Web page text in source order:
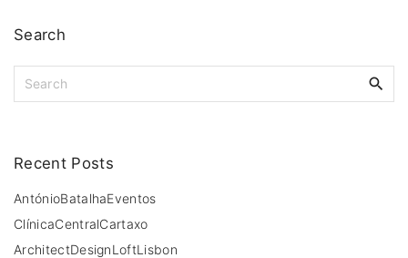
Search
Recent Posts
AntónioBatalhaEventos
ClínicaCentralCartaxo
ArchitectDesignLoftLisbon